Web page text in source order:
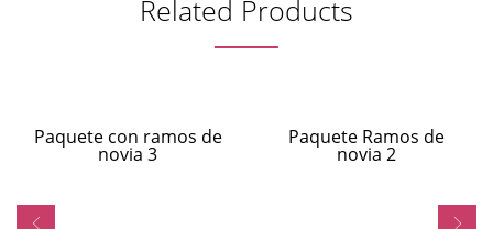
Related Products
Paquete con ramos de
novia 3
Paquete Ramos de
novia 2